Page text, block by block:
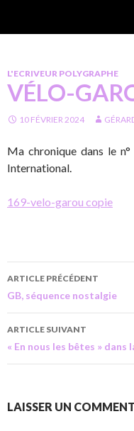
L'ECRIVEUR POLYGRAPHE
VÉLO-
10 FÉVRIER 2024
Ma chronique dans le
International.
169-velo-garou copie
ARTICLE PRÉCÉDENT
GB, séquence nostalgie
ARTICLE SUIVANT
« En nous les bêtes » dans
LAISSER UN